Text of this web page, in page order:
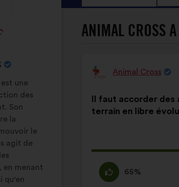
UŽIVATELKY
une
des
Son
la
le
agit de
en menant
qu'en
ANIMAL CROSS
Návrh:
Animal Cross
návrhu:
Il faut accorder
terrain en libre
distribucí:
Souhlasím
:
65%
Tento
návrh